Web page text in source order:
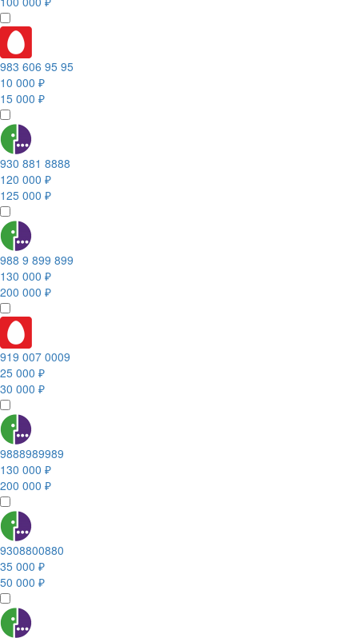
983 606 95 95
10 000 ₽
15 000 ₽
930 881 8888
120 000 ₽
125 000 ₽
988 9 899 899
130 000 ₽
200 000 ₽
919 007 0009
25 000 ₽
30 000 ₽
9888989989
130 000 ₽
200 000 ₽
9308800880
35 000 ₽
50 000 ₽